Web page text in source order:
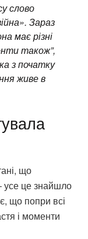
слово
Зараз
має різні
також”,
з початку
живе в
що
усе це знайшло
що попри всі
і моменти